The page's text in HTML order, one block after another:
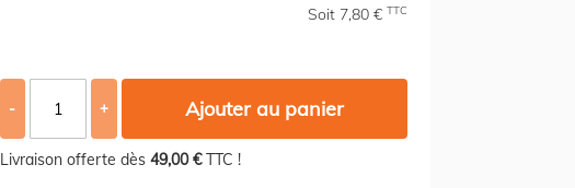
Soit 7,80 € TTC
- + Ajouter au panier
Livraison offerte dès 49,00 €TTC !